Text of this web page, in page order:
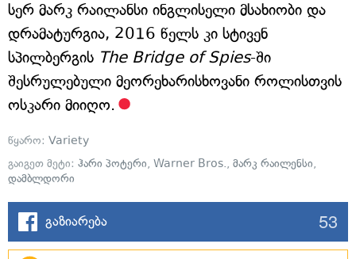
სერ მარკ რაილანსი ინგლისელი მსახიობი და
დრამატურგია, 2016 წელს კი სტივენ
სპილბერგის The Bridge of Spies-ში
შესრულებული მეორეხარისხოვანი როლისთვის
ოსკარი მიიღო.
წყარო: Variety
გაიგეთ მეტი: ჰარი პოტერი, Warner Bros., მარკ რაილენსი,
დამბლდორი
გაზიარება 53